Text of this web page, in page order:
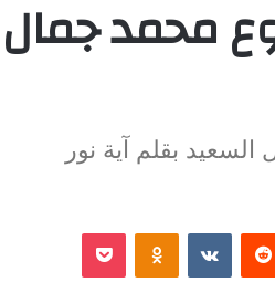
محمد
بقلم آية نور
‏Reddit
‏VKontakte
Odnoklassniki بوكيت